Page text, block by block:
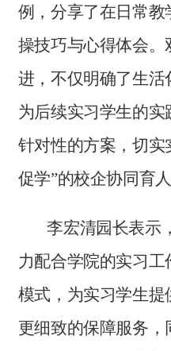
例，分享了在日常
操技巧与心得体会
进，不仅明确了生
为后续实习学生的
针对性的方案，切实
促学”的校企协同育人
李宏清园长表示
力配合学院的实习
模式，为实习学生
更细致的保障服务